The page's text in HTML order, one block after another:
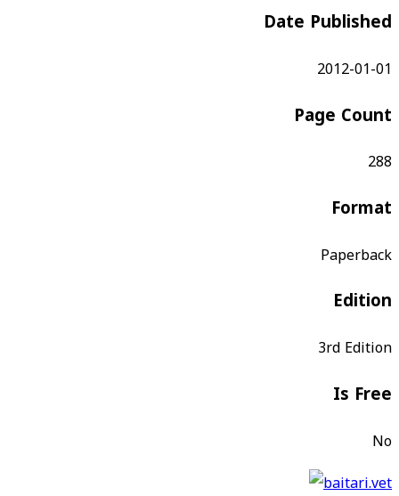
Date Published
2012-01-01
Page Count
288
Format
Paperback
Edition
3rd Edition
Is Free
No